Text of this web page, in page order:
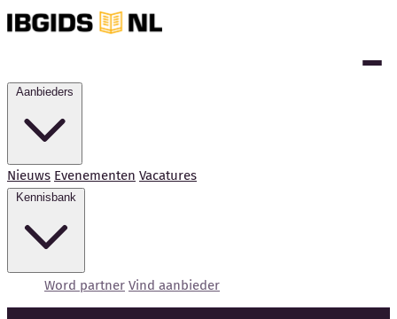
Nieuws Evenementen Vacatures
Word partner Vind aanbieder